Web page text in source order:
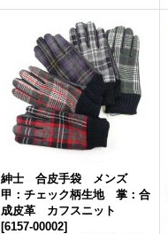
紳士 合皮手袋 メンズ
甲：チェック柄生地 掌：合
成皮革 カフスニット
[6157-00002]